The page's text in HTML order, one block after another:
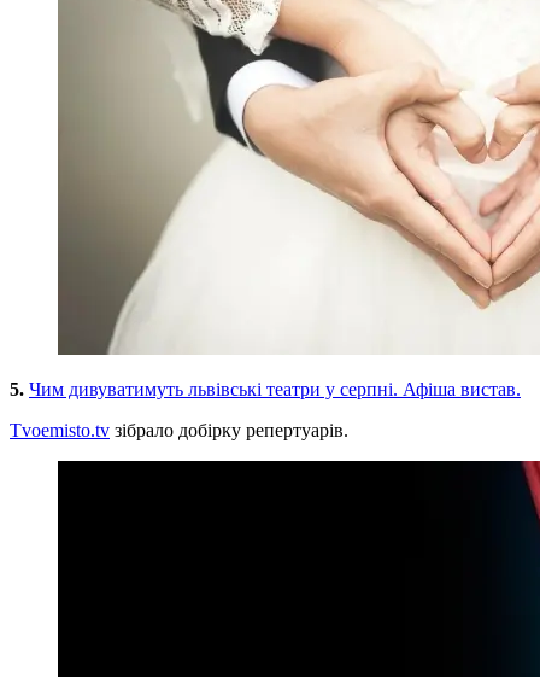
5. Чим дивуватимуть львівські театри у серпні. Афіша вистав.
Tvoemisto.tv зібрало добірку репертуарів.